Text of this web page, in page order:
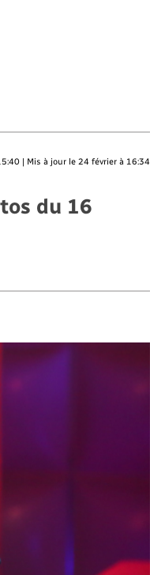
| Mis à jour le 24 février à 16:34
du 16